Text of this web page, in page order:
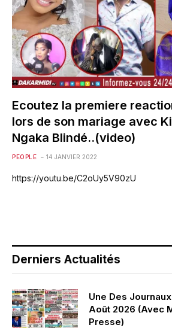
Ecoutez la premiere
lors de son mariage avec
Ngaka Blindé..(video)
PEOPLE 14 JANVIER 2022
https://youtu.be/C2oUy5V90zU
Derniers Actualités
Une Des
Août 2026 (Avec
Presse)